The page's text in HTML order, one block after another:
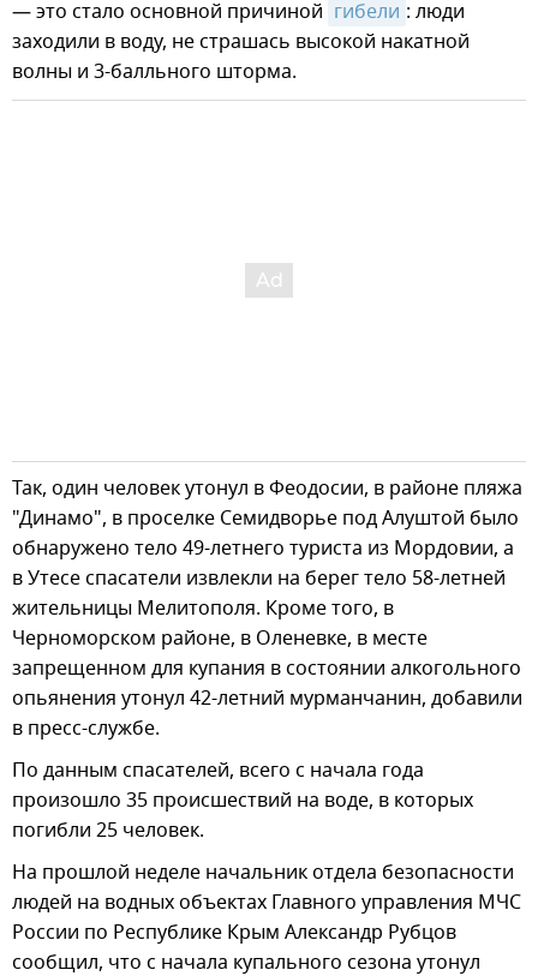
— это стало основной причиной гибели : люди
заходили в воду, не страшась высокой накатной
волны и 3-балльного шторма.
Так, один человек утонул в Феодосии, в районе пляжа
"Динамо", в проселке Семидворье под Алуштой было
обнаружено тело 49-летнего туриста из Мордовии, а
в Утесе спасатели извлекли на берег тело 58-летней
жительницы Мелитополя. Кроме того, в
Черноморском районе, в Оленевке, в месте
запрещенном для купания в состоянии алкогольного
опьянения утонул 42-летний мурманчанин, добавили
в пресс-службе.
По данным спасателей, всего с начала года
произошло 35 происшествий на воде, в которых
погибли 25 человек.
На прошлой неделе начальник отдела безопасности
людей на водных объектах Главного управления МЧС
России по Республике Крым Александр Рубцов
сообщил, что с начала купального сезона утонул